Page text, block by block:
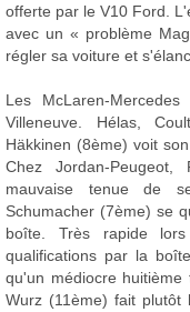
offerte par le V10 Ford.
avec un « problème
régler sa voiture et
Les McLaren-
Villeneuve. Hélas,
Häkkinen (8ème) voit
Chez Jordan-
mauvaise tenue de
Schumacher (7ème) se
boîte. Très rapide
qualifications par la
qu'un médiocre
Wurz (11ème) fait plutôt